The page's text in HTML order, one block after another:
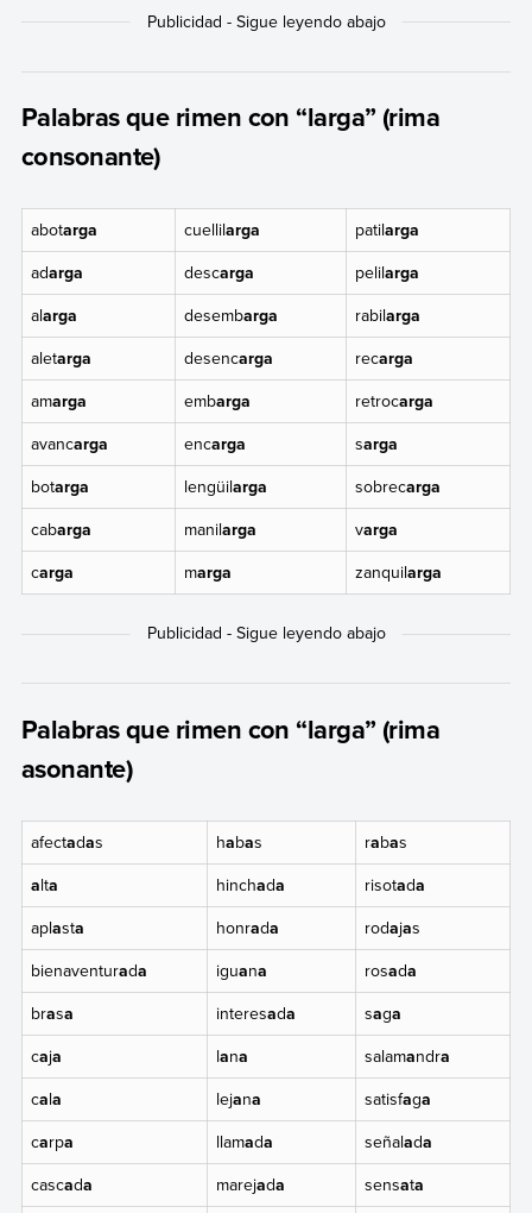
Palabras que rimen con “larga” (rima
consonante)
abotarga cuellilarga patilarga
adarga descarga pelilarga
alarga desembarga rabilarga
aletarga desencarga recarga
amarga embarga retrocarga
avancarga encarga sarga
botarga lengüilarga sobrecarga
cabarga manilarga varga
carga marga zanquilarga
Palabras que rimen con “larga” (rima
asonante)
afectadas habas rabas
alta hinchada risotada
aplasta honrada rodajas
bienaventurada iguana rosada
brasa interesada saga
caja lana salamandra
cala lejana satisfaga
carpa llamada señalada
cascada marejada sensata